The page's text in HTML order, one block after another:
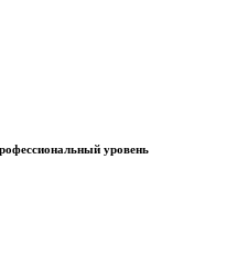
уровень